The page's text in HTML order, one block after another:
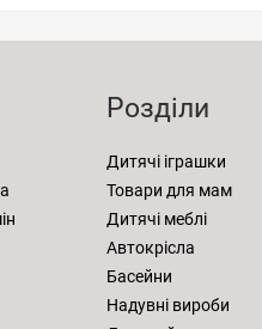
Розділи
Дитячі іграшки
Товари для мам
Дитячі меблі
Автокрісла
Басейни
Надувні вироби